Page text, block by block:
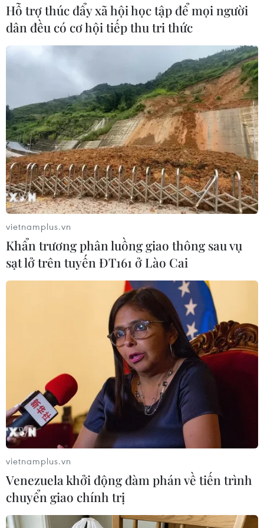
Giới điện ảnh Hàn Quốc vui mừng trước
thắng lợi lịch sử của ''Parasite
Bốn giải thưởng danh giá dành cho phim "Parasite" của
đạo diễn Bong Joon-ho tại lễ trao giải Oscar 2020 được
coi như kỳ tích của ngành điện ảnh Hàn Quốc cũng như
sự nghiệp điện ảnh của đạo diễn Bong.
Đạo diễn Bong Joon-ho xin lỗi vì
đã giành quá nhiều tượng vàng Oscar
11/02/2020 02:03
Đạo diễn Hàn Quốc Bong Joon-ho đã có hành động khá
ngộ nghĩnh khi xin lỗi người khắc tượng vàng Oscar vì
đã khiến họ phải làm việc vất vả, sau khi ông đã giành
được 4 giải thưởng với "Parasite".
Hỗ trợ thúc đẩy xã hội học tập để mọi người
dân đều có cơ hội tiếp thu tri thức
vietnamplus.vn
Khẩn trương phân luồng giao thông sau vụ
sạt lở trên tuyến ĐT161 ở Lào Cai
vietnamplus.vn
Venezuela khởi động đàm phán về tiến trình
chuyển giao chính trị